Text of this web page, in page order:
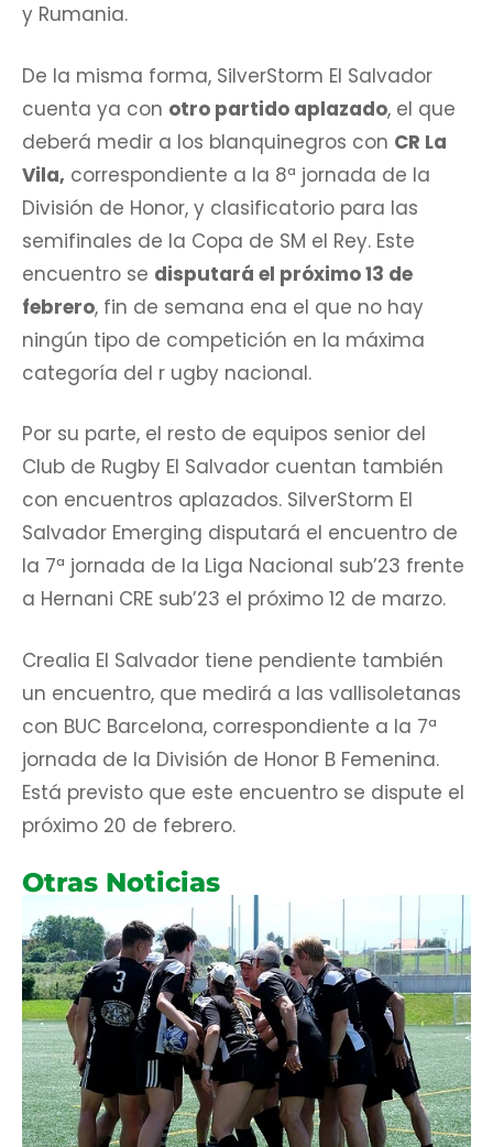
y Rumania.
De la misma forma, SilverStorm El Salvador
cuenta ya con otro partido aplazado, el que
deberá medir a los blanquinegros con CR La
Vila, correspondiente a la 8ª jornada de la
División de Honor, y clasificatorio para las
semifinales de la Copa de SM el Rey. Este
encuentro se disputará el próximo 13 de
febrero, fin de semana ena el que no hay
ningún tipo de competición en la máxima
categoría del r ugby nacional.
Por su parte, el resto de equipos senior del
Club de Rugby El Salvador cuentan también
con encuentros aplazados. SilverStorm El
Salvador Emerging disputará el encuentro de
la 7ª jornada de la Liga Nacional sub’23 frente
a Hernani CRE sub’23 el próximo 12 de marzo.
Crealia El Salvador tiene pendiente también
un encuentro, que medirá a las vallisoletanas
con BUC Barcelona, correspondiente a la 7ª
jornada de la División de Honor B Femenina.
Está previsto que este encuentro se dispute el
próximo 20 de febrero.
Otras Noticias